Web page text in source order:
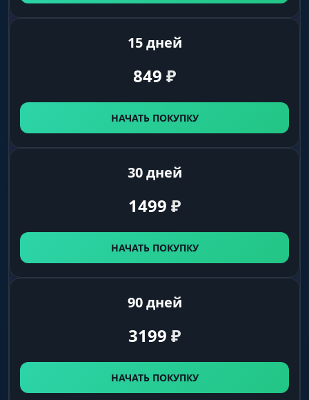
15 дней
849 ₽
НАЧАТЬ ПОКУПКУ
30 дней
1499 ₽
НАЧАТЬ ПОКУПКУ
90 дней
3199 ₽
НАЧАТЬ ПОКУПКУ